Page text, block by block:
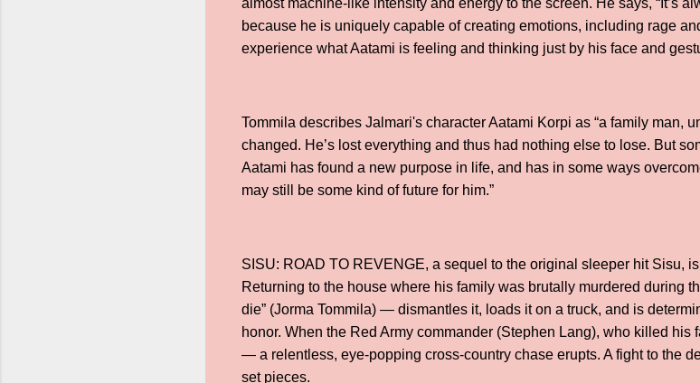
almost machine-like intensity and energy to the screen. He says, “It’s
because he is uniquely capable of creating emotions, including rage
experience what Aatami is feeling and thinking just by his face and
Tommila describes Jalmari's character Aatami Korpi as “a family man,
changed. He’s lost everything and thus had nothing else to lose. But
Aatami has found a new purpose in life, and has in some ways
may still be some kind of future for him.”
SISU: ROAD TO REVENGE, a sequel to the original sleeper hit Sisu,
Returning to the house where his family was brutally murdered during
die” (Jorma Tommila) — dismantles it, loads it on a truck, and is
honor. When the Red Army commander (Stephen Lang), who killed
— a relentless, eye-popping cross-country chase erupts. A fight to the
set pieces.